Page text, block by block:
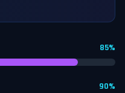
85%
90%